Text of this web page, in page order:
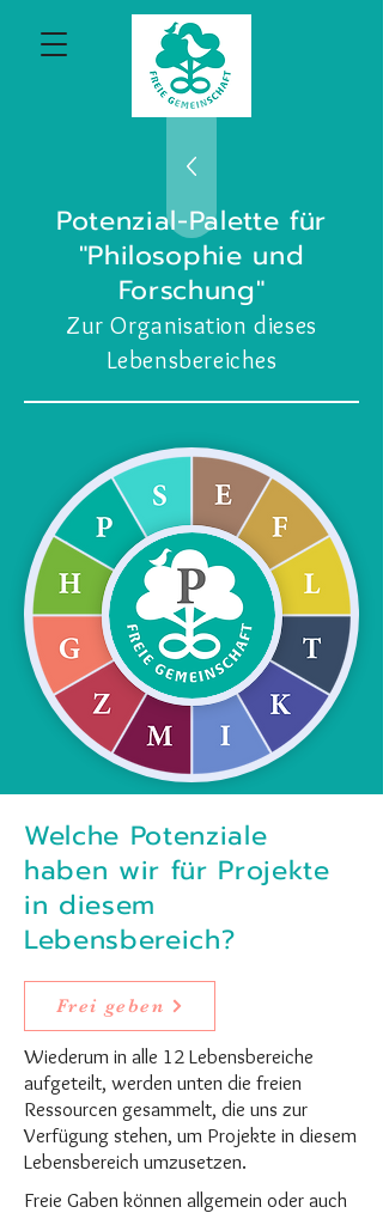
Potenzial-Palette für
"Philosophie und
Forschung"
Zur Organisation dieses
Lebensbereiches
Welche Potenziale
haben wir für Projekte
in diesem
Lebensbereich?
Frei geben
Wiederum in alle 12 Lebensbereiche
aufgeteilt, werden unten die freien
Ressourcen gesammelt, die uns zur
Verfügung stehen, um Projekte in diesem
Lebensbereich umzusetzen.
Freie Gaben können allgemein oder auch